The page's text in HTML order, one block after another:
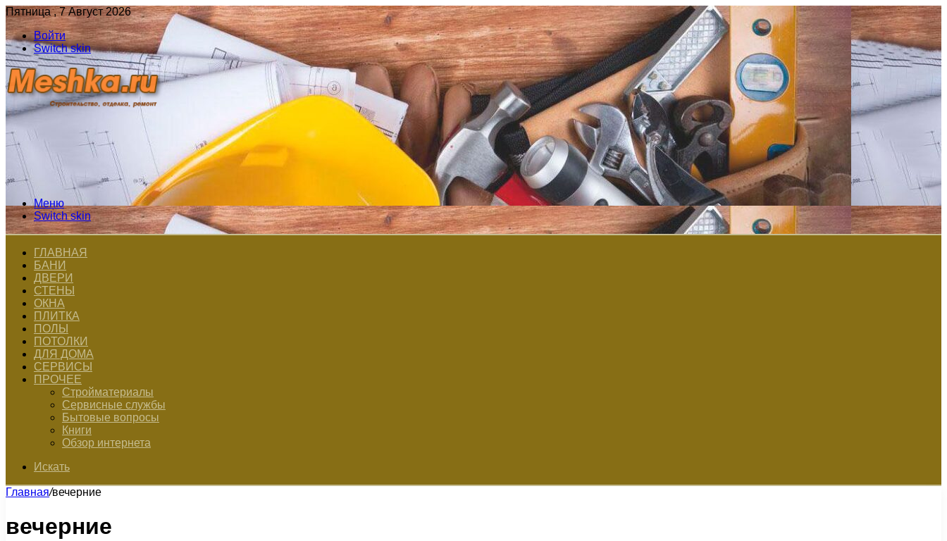
Пятница , 7 Август 2026
Войти
Switch skin
Меню
Switch skin
ГЛАВНАЯ
БАНИ
ДВЕРИ
СТЕНЫ
ОКНА
ПЛИТКА
ПОЛЫ
ПОТОЛКИ
ДЛЯ ДОМА
СЕРВИСЫ
ПРОЧЕЕ
Стройматериалы
Сервисные службы
Бытовые вопросы
Книги
Обзор интернета
Искать
Главная/вечерние
вечерние